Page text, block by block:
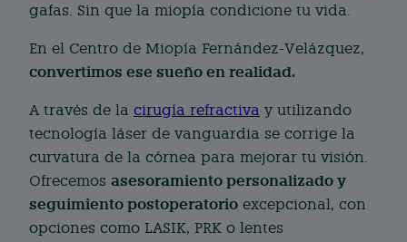
gafas. Sin que la miopía condicione tu vida.
En el Centro de Miopía Fernández-Velázquez,
convertimos ese sueño en realidad.
A través de la cirugía refractiva y utilizando
tecnología láser de vanguardia se corrige la
curvatura de la córnea para mejorar tu visión.
Ofrecemos asesoramiento personalizado y
seguimiento postoperatorio excepcional, con
opciones como LASIK, PRK o lentes